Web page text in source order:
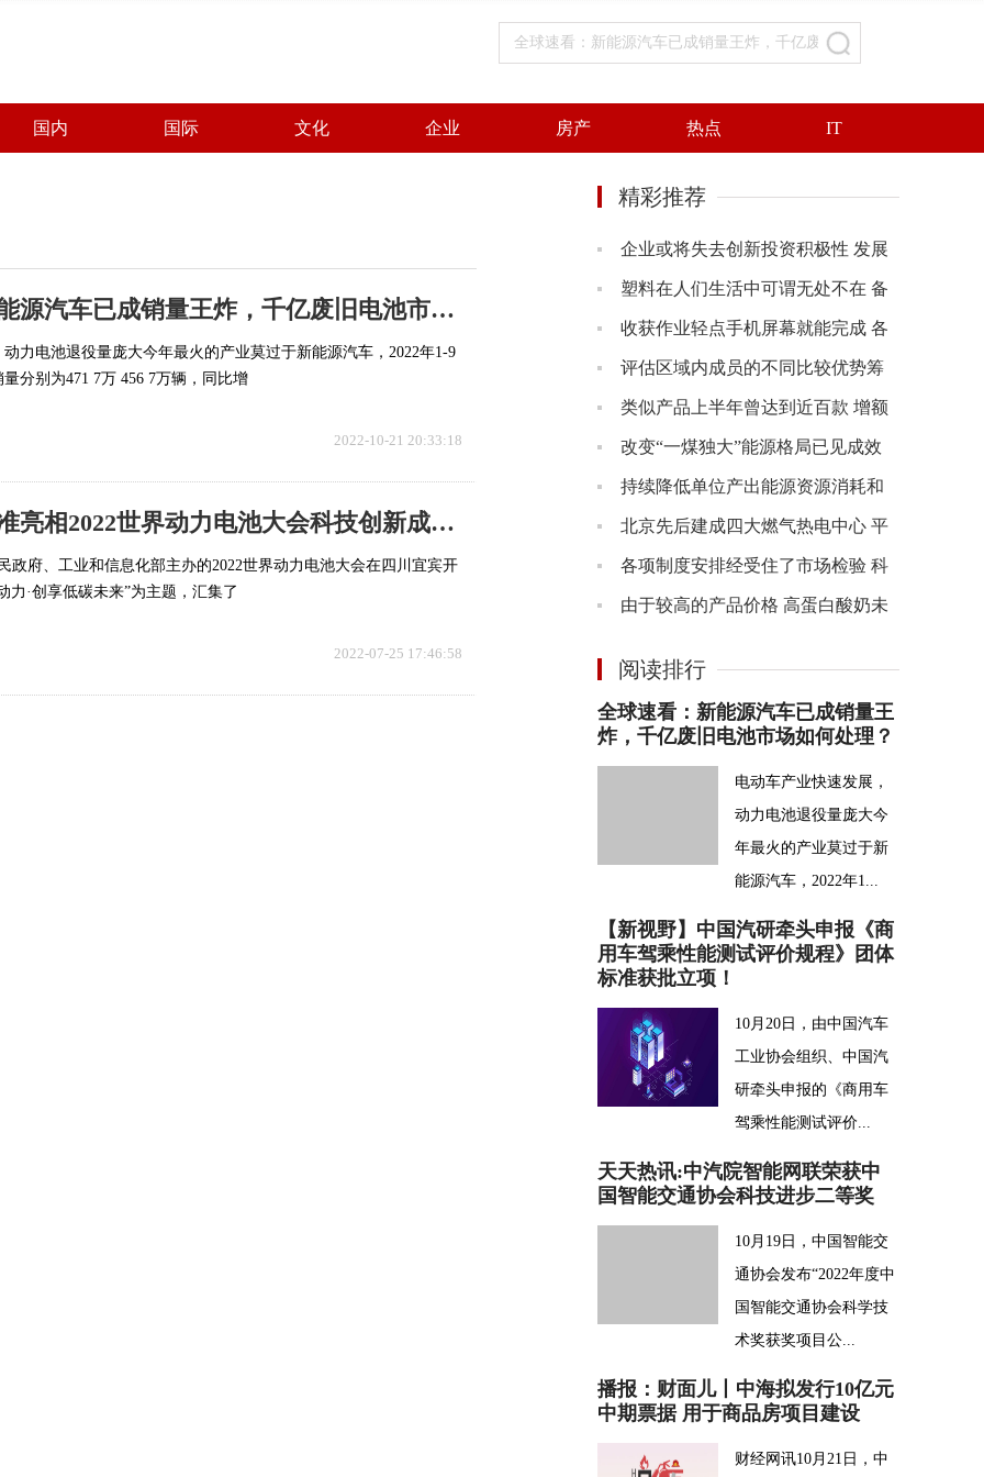
全球速看：新能源汽车已成销量王炸，千亿废旧电池市场如何处理？
国内 国际 文化 企业 房产 热点 IT
全球速看：新能源汽车已成销量王炸，千亿废旧电池市场如何处理？
力电池退役量庞大今年最火的产业莫过于新能源汽车，2022年1-9
分别为471 7万 456 7万辆，同比增
2022-10-21 20:33:18
快播：清研精准亮相2022世界动力电池大会科技创新成果展
政府、工业和信息化部主办的2022世界动力电池大会在四川宜宾开
力·创享低碳未来”为主题，汇集了
2022-07-25 17:46:58
精彩推荐
企业或将失去创新投资积极性 发展
数字经济必须不断加强和完善知识
产权保护
塑料在人们生活中可谓无处不在 备
受业界关注的回收再生话题重回了
公众视野
收获作业轻点手机屏幕就能完成 各
地推广绿色高效农业模式带动农户
增产增收
评估区域内成员的不同比较优势筹
划如何利用不同的资源 RCEP创造更
多的机会
类似产品上半年曾达到近百款 增额
终身寿险正成为寿险“主力军”
改变“一煤独大”能源格局已见成效
天然气和新能源逐渐成为主力的路
径逐渐出现
持续降低单位产出能源资源消耗和
碳排放 北京推动能源资源利用从全
国领先逐步达到国际先进
北京先后建成四大燃气热电中心 平
原地区基本实现管道天然气“镇镇通”
各项制度安排经受住了市场检验 科
创板为引入做市商机制创造了良好
由于较高的产品价格 高蛋白酸奶未
阅读排行
全球速看：新能源汽车已成销量王
炸，千亿废旧电池市场如何处理？
电动车产业快速发展，
动力电池退役量庞大今
年最火的产业莫过于新
能源汽车，2022年1...
【新视野】中国汽研牵头申报《商
用车驾乘性能测试评价规程》团体
标准获批立项！
10月20日，由中国汽车
工业协会组织、中国汽
研牵头申报的《商用车
驾乘性能测试评价...
天天热讯:中汽院智能网联荣获中
国智能交通协会科技进步二等奖
10月19日，中国智能交
通协会发布“2022年度中
国智能交通协会科学技
术奖获奖项目公...
播报：财面儿丨中海拟发行10亿元
中期票据 用于商品房项目建设
财经网讯10月21日，中